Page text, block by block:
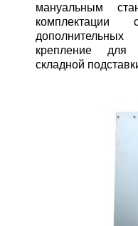
мануальным
комплектации
крепление для
складной